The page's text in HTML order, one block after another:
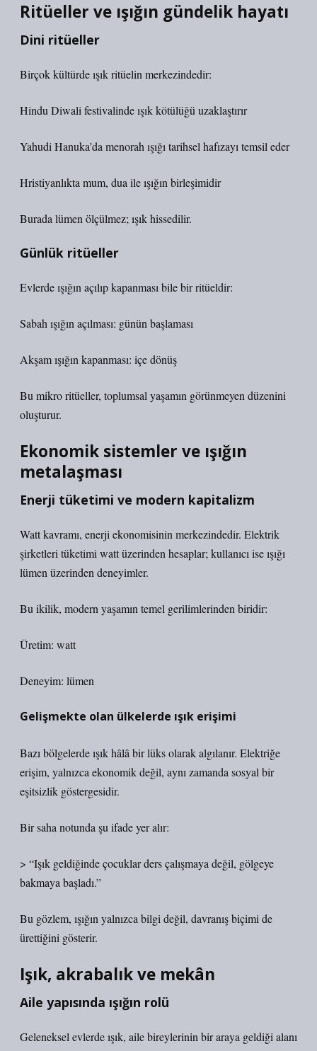
Ritüeller ve ışığın gündelik hayatı
Dini ritüeller
Birçok kültürde ışık ritüelin merkezindedir:
Hindu Diwali festivalinde ışık kötülüğü uzaklaştırır
Yahudi Hanuka’da menorah ışığı tarihsel hafızayı temsil eder
Hristiyanlıkta mum, dua ile ışığın birleşimidir
Burada lümen ölçülmez; ışık hissedilir.
Günlük ritüeller
Evlerde ışığın açılıp kapanması bile bir ritüeldir:
Sabah ışığın açılması: günün başlaması
Akşam ışığın kapanması: içe dönüş
Bu mikro ritüeller, toplumsal yaşamın görünmeyen düzenini
oluşturur.
Ekonomik sistemler ve ışığın
metalaşması
Enerji tüketimi ve modern kapitalizm
Watt kavramı, enerji ekonomisinin merkezindedir. Elektrik
şirketleri tüketimi watt üzerinden hesaplar; kullanıcı ise ışığı
lümen üzerinden deneyimler.
Bu ikilik, modern yaşamın temel gerilimlerinden biridir:
Üretim: watt
Deneyim: lümen
Gelişmekte olan ülkelerde ışık erişimi
Bazı bölgelerde ışık hâlâ bir lüks olarak algılanır. Elektriğe
erişim, yalnızca ekonomik değil, aynı zamanda sosyal bir
eşitsizlik göstergesidir.
Bir saha notunda şu ifade yer alır:
> “Işık geldiğinde çocuklar ders çalışmaya değil, gölgeye
bakmaya başladı.”
Bu gözlem, ışığın yalnızca bilgi değil, davranış biçimi de
ürettiğini gösterir.
Işık, akrabalık ve mekân
Aile yapısında ışığın rolü
Geleneksel evlerde ışık, aile bireylerinin bir araya geldiği alanı